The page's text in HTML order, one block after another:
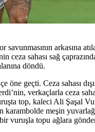
savunmasının arkasına
ceza sahası sağ
döndü.
öne geçti. Ceza sahası
verkaçlarla ceza
top, kaleci Ali Şaşal
karambolde meşin
vuruşla topu ağlara